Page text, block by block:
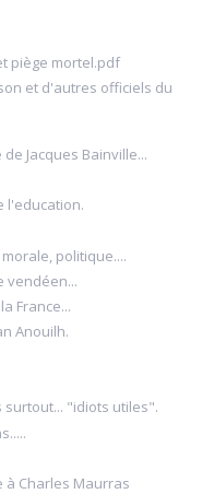
piège mortel.pdf
et d'autres officiels du
Jacques Bainville...
l'education.
politique....
vendéen...
France...
Anouilh.
surtout... "idiots utiles".
à Charles Maurras